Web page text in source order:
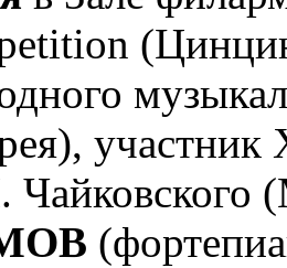
участник